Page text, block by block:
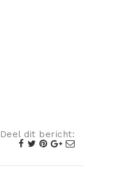
Deel dit bericht: